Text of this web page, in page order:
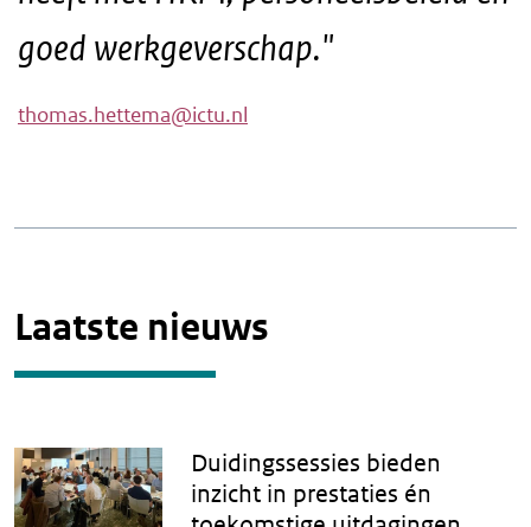
goed werkgeverschap."
thomas.hettema@ictu.nl
Laatste nieuws
Duidingssessies bieden
inzicht in prestaties én